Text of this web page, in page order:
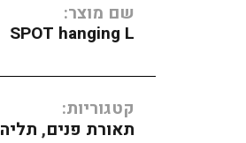
שם מוצר:
SPOT hanging L
קטגוריות:
תאורת פנים, תליה